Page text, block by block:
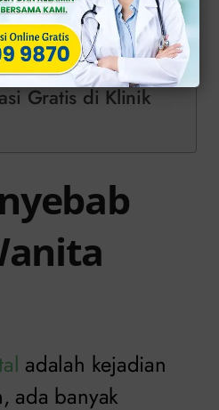
Vagina Wanita
Gratis di Klinik
adalah kejadian
ada banyak